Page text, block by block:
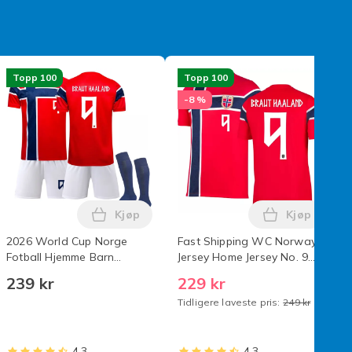
uten nummer Barn 28(150-160cm) Nr.9 Haaland Nr.9
ripefjerner, Nanopolix Ultimate bilripefjerner med
Topp 100
2026 World Cup Norge
Fotball Hjemme Barn
(Nr.9 Haaland Trykt) 22
239 kr
Legg 2026 World Cup Norge Fotball
Kjøp
Topp 100
-8 %
Fast Shipping WC Norway
Jersey Home Jersey No. 9
229 kr
Tidligere laveste pris: 249 kr
Legg Fast
Kjøp